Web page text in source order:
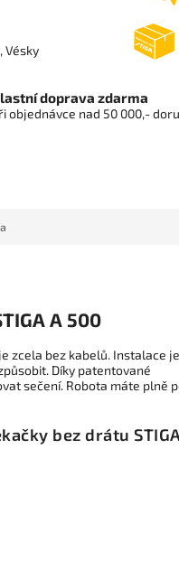
Vésky
doprava zdarma
objednávce nad 50 000,-
A 500
zcela bez kabelů. Instalace je
Díky patentované
sečení. Robota máte plně
bez drátu